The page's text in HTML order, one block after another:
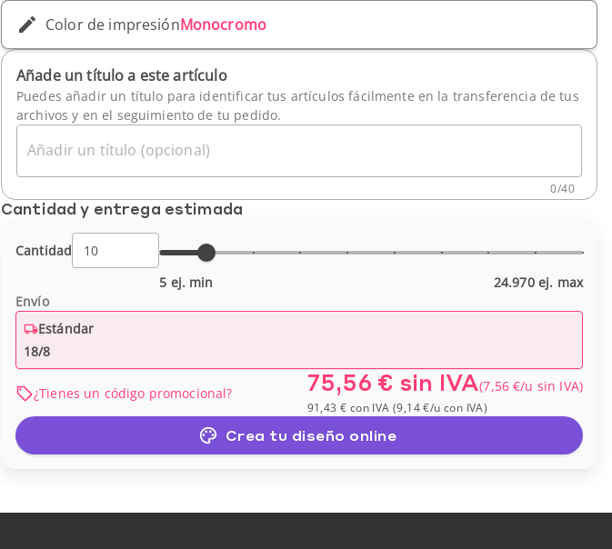
Color de impresiónMonocromo
Añade un título a este artículo
Puedes añadir un título para identificar tus artículos fácilmente en la transferencia de tus
archivos y en el seguimiento de tu pedido.
Añadir un título (opcional)
0/40
Cantidad y entrega estimada
Cantidad
5 ej. min
24.970 ej. max
Envío
Estándar
18/8
¿Tienes un código promocional? 75,56 € sin IVA(7,56 €/u sin IVA)
91,43 € con IVA (9,14 €/ucon IVA)
Crea tu diseño online